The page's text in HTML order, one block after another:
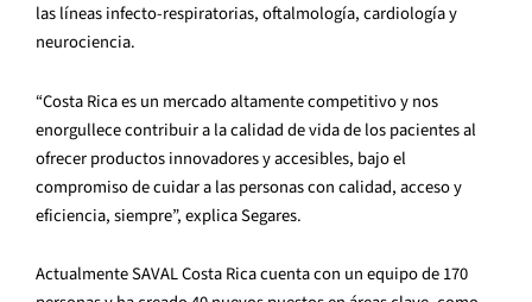
las líneas infecto-respiratorias, oftalmología, cardiología y
neurociencia.
“Costa Rica es un mercado altamente competitivo y nos
enorgullece contribuir a la calidad de vida de los pacientes al
ofrecer productos innovadores y accesibles, bajo el
compromiso de cuidar a las personas con calidad, acceso y
eficiencia, siempre”, explica Segares.
Actualmente SAVAL Costa Rica cuenta con un equipo de 170